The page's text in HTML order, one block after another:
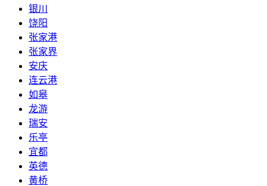
银川
饶阳
张家港
张家界
安庆
连云港
如皋
龙游
瑞安
乐亭
宜都
英德
黄桥